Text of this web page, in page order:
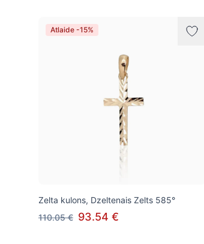
Atlaide -15%
Zelta kulons, Dzeltenais Zelts 585°
110.05 € 93.54 €